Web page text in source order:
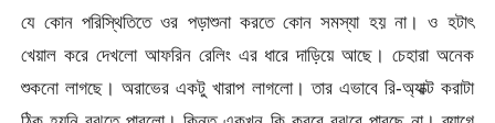
যে কোন পরিস্থিতিতে ওর পড়াশুনা করতে কোন সমস্যা হয় না। ও হটাৎ
খেয়াল করে দেখলো আফরিন রেলিং এর ধারে দাড়িয়ে আছে। চেহারা অনেক
শুকনো লাগছে। অরাভের একটু খারাপ লাগলো। তার এভাবে রি-অ্যাক্ট করাটা